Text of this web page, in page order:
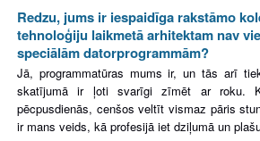
Redzu, jums ir iespaidīga rakstāmo
tehnoloģiju laikmetā arhitektam nav
speciālām datorprogrammām?
Jā, programmatūras mums ir, un tās arī
skatījumā ir ļoti svarīgi zīmēt ar roku.
pēcpusdienās, cenšos veltīt vismaz pāris
ir mans veids, kā profesijā iet dziļumā un